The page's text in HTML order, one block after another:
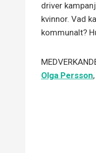
driver
kvinnor. Vad
kommunalt?
Olga Persson